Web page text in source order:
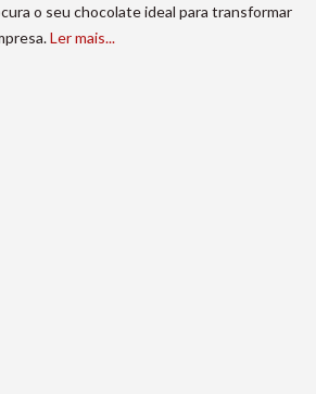
o seu chocolate ideal para transformar
Ler mais...